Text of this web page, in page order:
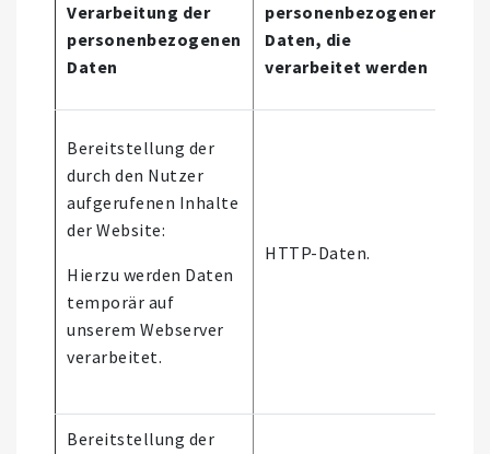
Verarbeitung der
personenbezogenen
Daten
personenbezogener
Daten, die
verarbeitet werden
Bereitstellung der
durch den Nutzer
aufgerufenen Inhalte
der Website:
Hierzu werden Daten
temporär auf
unserem Webserver
verarbeitet.
HTTP-Daten.
Bereitstellung der